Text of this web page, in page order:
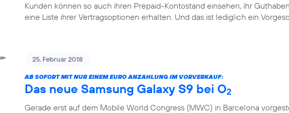
Kunden können so auch ihren Prepaid-Kontostand einsehen, ihr
eine Liste ihrer Vertragsoptionen erhalten. Und das ist lediglich ein
25. Februar 2018
AB SOFORT MIT NUR EINEM EURO ANZAHLUNG IM VORVERKAUF:
Das neue Samsung Galaxy S9 bei O2
Gerade erst auf dem Mobile World Congress (MWC) in Barcelona